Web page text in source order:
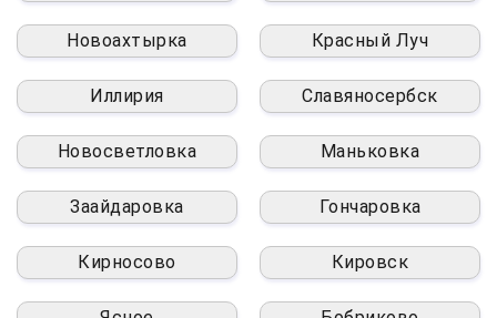
Новоахтырка Красный Луч
Иллирия Славяносербск
Новосветловка Маньковка
Заайдаровка Гончаровка
Кирносово Кировск